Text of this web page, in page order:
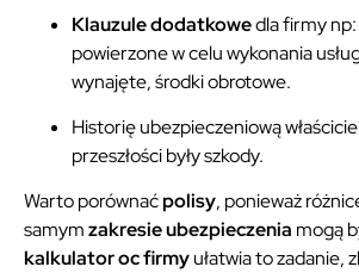
Klauzule dodatkowedla firmy
powierzone w celu wykonania
wynajęte, środki obrotowe.
Historię ubezpieczeniową
przeszłości były szkody.
Warto porównaćpolisy, ponieważ
samymzakresie ubezpieczenia mogą
kalkulator oc firmyułatwia to zadanie,